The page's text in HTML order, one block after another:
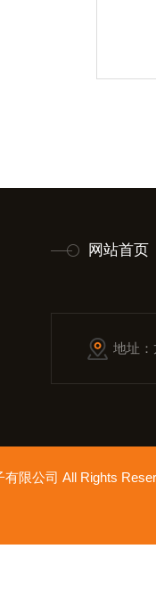
网站首页
地址
有限公司 All Rights